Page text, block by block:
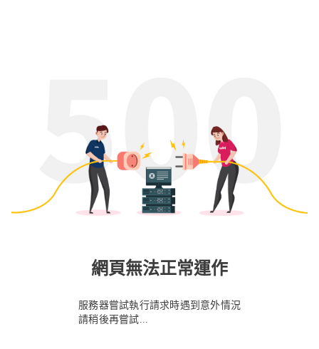
網頁無法正常運作
服務器嘗試執行請求時遇到意外情況
請稍後再嘗試...